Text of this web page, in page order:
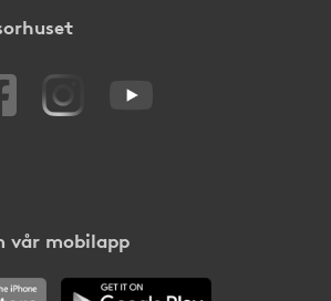
vår mobilapp